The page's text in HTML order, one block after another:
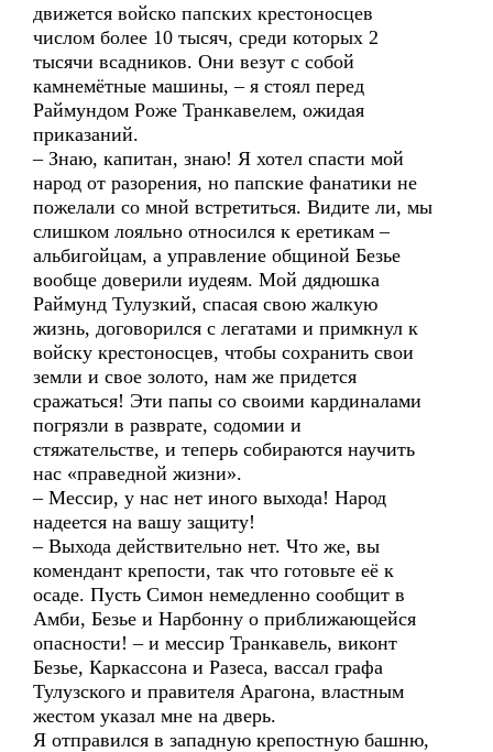
движется войско папских крестоносцев
числом более 10 тысяч, среди которых 2
тысячи всадников. Они везут с собой
камнемётные машины, – я стоял перед
Раймундом Роже Транкавелем, ожидая
приказаний.
– Знаю, капитан, знаю! Я хотел спасти мой
народ от разорения, но папские фанатики не
пожелали со мной встретиться. Видите ли, мы
слишком лояльно относился к еретикам –
альбигойцам, а управление общиной Безье
вообще доверили иудеям. Мой дядюшка
Раймунд Тулузкий, спасая свою жалкую
жизнь, договорился с легатами и примкнул к
войску крестоносцев, чтобы сохранить свои
земли и свое золото, нам же придется
сражаться! Эти папы со своими кардиналами
погрязли в разврате, содомии и
стяжательстве, и теперь собираются научить
нас «праведной жизни».
– Мессир, у нас нет иного выхода! Народ
надеется на вашу защиту!
– Выхода действительно нет. Что же, вы
комендант крепости, так что готовьте её к
осаде. Пусть Симон немедленно сообщит в
Амби, Безье и Нарбонну о приближающейся
опасности! – и мессир Транкавель, виконт
Безье, Каркассона и Разеса, вассал графа
Тулузского и правителя Арагона, властным
жестом указал мне на дверь.
Я отправился в западную крепостную башню,